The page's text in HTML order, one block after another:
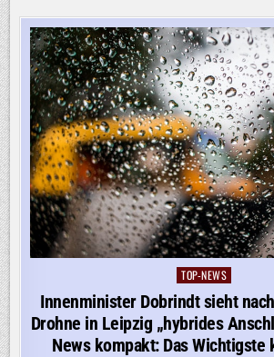
Posted
in
TOP-NEWS
Innenminister Dobrindt sieht
Drohne in Leipzig „hybrides
News kompakt: Das Wichtigste